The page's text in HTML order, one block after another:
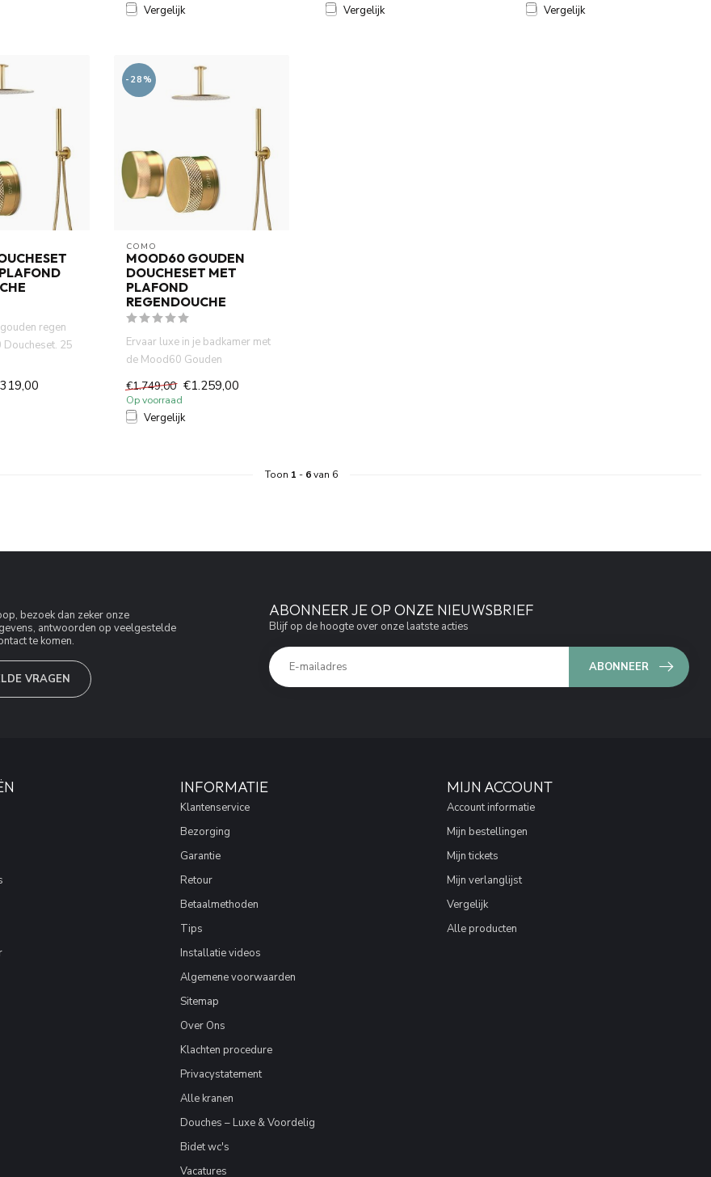
Vergelijk Vergelijk Vergelijk
regen
25
-28%
COMO
MOOD60 GOUDEN
DOUCHESET MET
PLAFOND
REGENDOUCHE
Ervaar luxe in je badkamer met
de Mood60 Gouden
Doucheset. Voorzien van een
20 c...
€1.749,00 €1.259,00
Op voorraad
Vergelijk
Toon 1 - 6van 6
bezoek dan zeker onze
antwoorden op veelgestelde
te komen.
VRAGEN
ABONNEER JE OP ONZE NIEUWSBRIEF
Blijf op de hoogte over onze laatste acties
ABONNEER
INFORMATIE
Klantenservice
Bezorging
Garantie
Retour
Betaalmethoden
Tips
Installatie videos
Algemene voorwaarden
Sitemap
Over Ons
Klachten procedure
Privacystatement
Alle kranen
Douches – Luxe & Voordelig
Bidet wc's
Vacatures
MIJN ACCOUNT
Account informatie
Mijn bestellingen
Mijn tickets
Mijn verlanglijst
Vergelijk
Alle producten